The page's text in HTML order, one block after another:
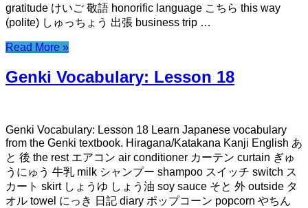
gratitude けいご 敬語 honorific language こちら this way
(polite) しゅっちょう 出張 business trip …
Read More »
Genki Vocabulary: Lesson 18
Genki Vocabulary: Lesson 18 Learn Japanese vocabulary
from the Genki textbook. Hiragana/Katakana Kanji English あ
と 後 the rest エアコン air conditioner カーテン curtain ぎゅ
うにゅう 牛乳 milk シャンプー shampoo スイッチ switch ス
カート skirt しょうゆ しょう油 soy sauce そと 外 outside タ
オル towel にっき 日記 diary ポップコーン popcorn やちん